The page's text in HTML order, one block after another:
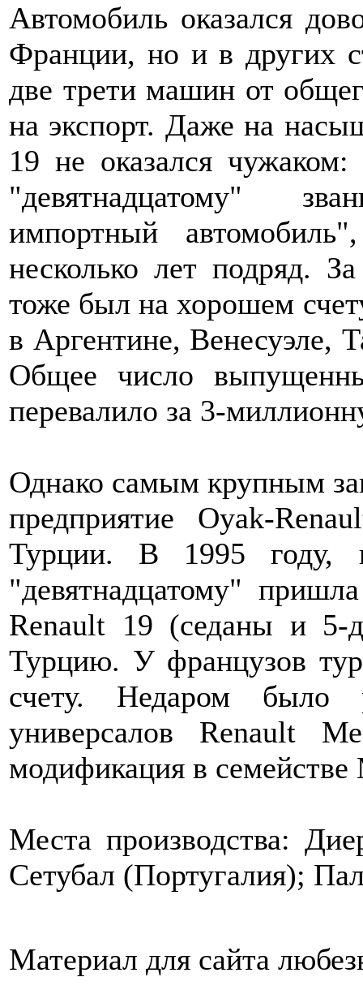
Автомобиль оказался
Франции, но и в других
две трети машин от
на экспорт. Даже на
19 не оказался
"девятнадцатому"
импортный
несколько лет подряд.
тоже был на хорошем
в Аргентине, Венесуэле,
Общее число
перевалило за 3-
Однако самым крупным
предприятие Oyak-
Турции. В 1995 году,
"девятнадцатому"
Renault 19 (седаны и 5-
Турцию. У французов
счету. Недаром было
универсалов Renault
модификация в
Места производства:
Сетубал (Португалия);
Материал для сайта